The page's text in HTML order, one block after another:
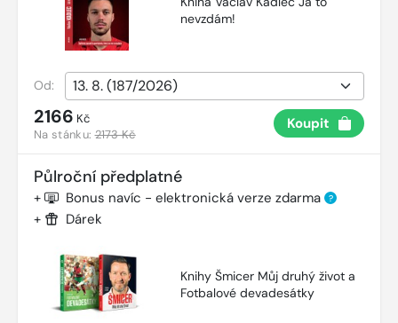
nevzdám!
Od:
2166 Kč
Na stánku:2173 Kč
Koupit
Půlroční předplatné
+ Bonus navíc - elektronická verze zdarma ?
+ Dárek
Knihy Šmicer Můj druhý život a
Fotbalové devadesátky